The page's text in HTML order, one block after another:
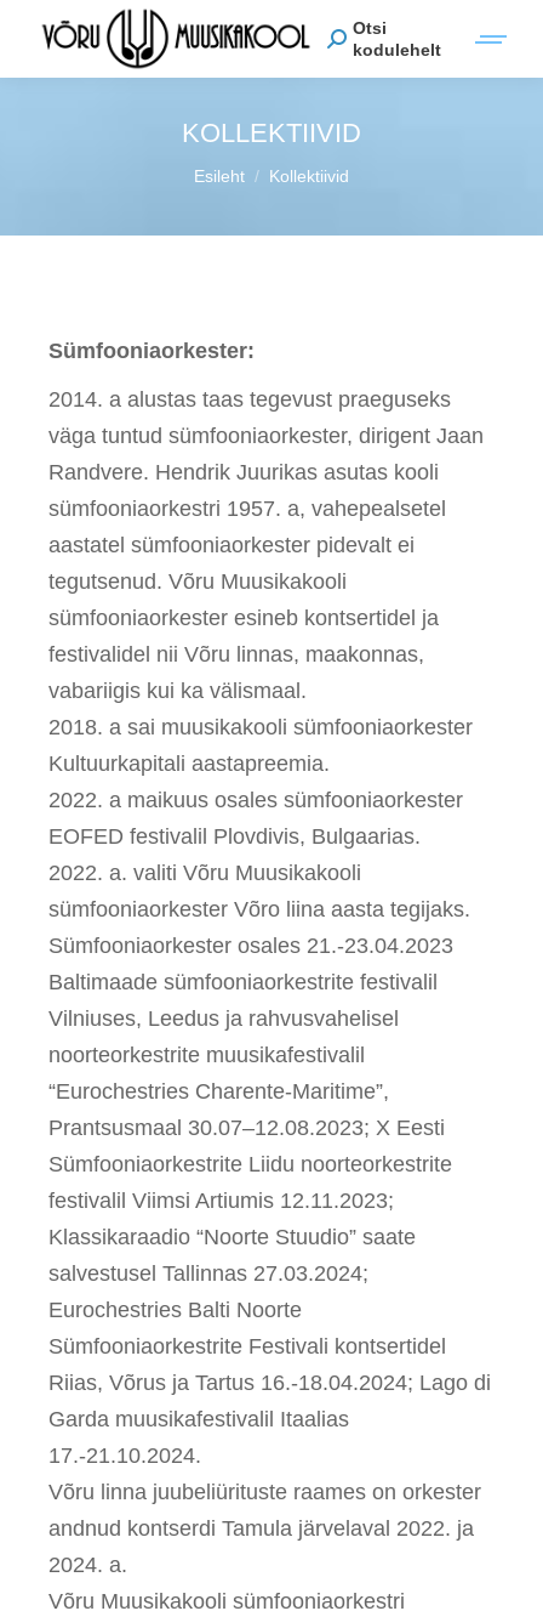
Otsi
kodulehelt
KOLLEKTIIVID
You are here:
Esileht Kollektiivid
Sümfooniaorkester:
2014. a alustas taas tegevust praeguseks
väga tuntud sümfooniaorkester, dirigent Jaan
Randvere. Hendrik Juurikas asutas kooli
sümfooniaorkestri 1957. a, vahepealsetel
aastatel sümfooniaorkester pidevalt ei
tegutsenud. Võru Muusikakooli
sümfooniaorkester esineb kontsertidel ja
festivalidel nii Võru linnas, maakonnas,
vabariigis kui ka välismaal.
2018. a sai muusikakooli sümfooniaorkester
Kultuurkapitali aastapreemia.
2022. a maikuus osales sümfooniaorkester
EOFED festivalil Plovdivis, Bulgaarias.
2022. a. valiti Võru Muusikakooli
sümfooniaorkester Võro liina aasta tegijaks.
Sümfooniaorkester osales 21.-23.04.2023
Baltimaade sümfooniaorkestrite festivalil
Vilniuses, Leedus ja rahvusvahelisel
noorteorkestrite muusikafestivalil
“Eurochestries Charente-Maritime”,
Prantsusmaal 30.07–12.08.2023; X Eesti
Sümfooniaorkestrite Liidu noorteorkestrite
festivalil Viimsi Artiumis 12.11.2023;
Klassikaraadio “Noorte Stuudio” saate
salvestusel Tallinnas 27.03.2024;
Eurochestries Balti Noorte
Sümfooniaorkestrite Festivali kontsertidel
Riias, Võrus ja Tartus 16.-18.04.2024; Lago di
Garda muusikafestivalil Itaalias
17.-21.10.2024.
Võru linna juubeliürituste raames on orkester
andnud kontserdi Tamula järvelaval 2022. ja
2024. a.
Võru Muusikakooli sümfooniaorkestri